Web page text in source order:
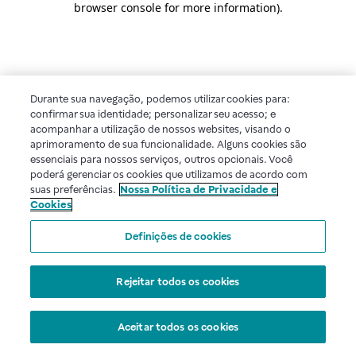
browser console for more information).
Durante sua navegação, podemos utilizar cookies para:
confirmar sua identidade; personalizar seu acesso; e
acompanhar a utilização de nossos websites, visando o
aprimoramento de sua funcionalidade. Alguns cookies são
essenciais para nossos serviços, outros opcionais. Você
poderá gerenciar os cookies que utilizamos de acordo com
suas preferências. Nossa Política de Privacidade e
Cookies
Definições de cookies
Rejeitar todos os cookies
Aceitar todos os cookies